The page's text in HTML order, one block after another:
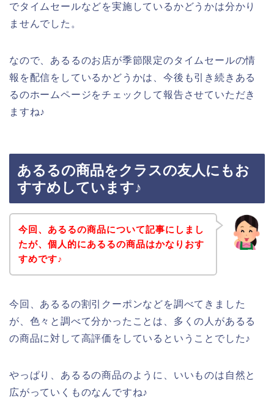
でタイムセールなどを実施しているかどうかは分かり
ませんでした。
なので、あるるのお店が季節限定のタイムセールの情
報を配信をしているかどうかは、今後も引き続きある
るのホームページをチェックして報告させていただき
ますね♪
あるるの商品をクラスの友人にもお
すすめしています♪
今回、あるるの商品について記事にしまし
たが、個人的にあるるの商品はかなりおす
すめです♪
今回、あるるの割引クーポンなどを調べてきました
が、色々と調べて分かったことは、多くの人があるる
の商品に対して高評価をしているということでした♪
やっぱり、あるるの商品のように、いいものは自然と
広がっていくものなんですね♪